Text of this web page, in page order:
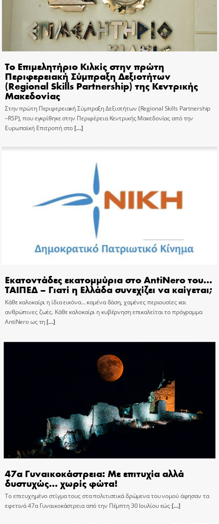
Το Επιμελητήριο Κιλκίς στην πρώτη
Περιφερειακή Σύμπραξη Δεξιοτήτων
(Regional Skills Partnership) της Κεντρικής
Μακεδονίας
Στην πρώτη Περιφερειακή Σύμπραξη Δεξιοτήτων (Regional Skills Partnership
–RSP), που εγκρίθηκε στην Περιφέρεια Κεντρικής Μακεδονίας από την
Ευρωπαϊκή Επιτροπή στο[…]
Εκατοντάδες εκατομμύρια στο AntiNero του…
ΤΑΙΠΕΔ – Γιατί η Ελλάδα συνεχίζει να καίγεται;
Κάθε καλοκαίρι η ίδια εικόνα… καμένα δάση, χαμένες περιουσίες και
ανθρώπινες ζωές. Κάθε καλοκαίρι η κυβέρνηση επικαλείται το πρόγραμμα
AntiNero ως τη[…]
47α Γυναικοκάστρεια: Με επιτυχία αλλά
δυστυχώς… χωρίς φώτα!
Το επιτυχημένο στίγμα τους στα πολιτιστικά δρώμενα του νομού άφησαν τα
εφετινά 47α Γυναικοκάστρεια από την Πέμπτη 30 Ιουλίου εώς[…]